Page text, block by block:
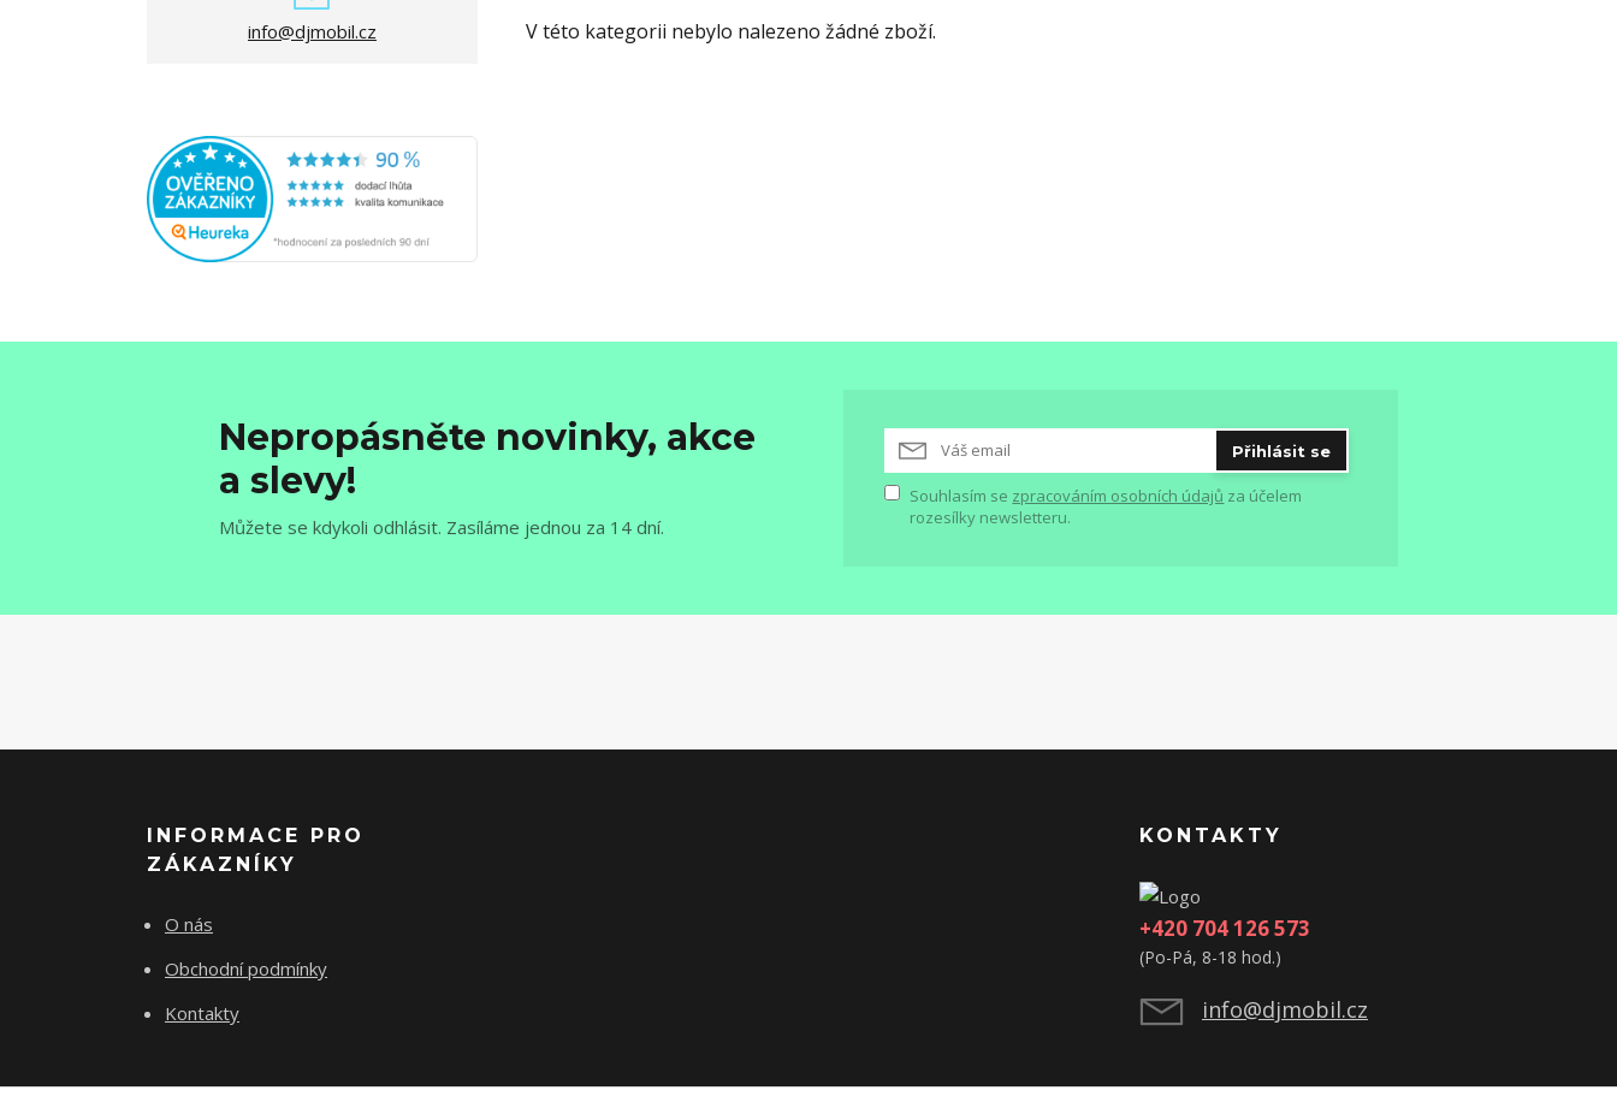
V této kategorii nebylo nalezeno žádné zboží.
info@djmobil.cz
Nepropásněte novinky, akce
a slevy!
Můžete se kdykoli odhlásit. Zasíláme jednou za 14 dní.
Přihlásit se
Souhlasím se zpracováním osobních údajů za účelem
rozesílky newsletteru.
INFORMACE PRO
ZÁKAZNÍKY
O nás
Obchodní podmínky
Kontakty
KONTAKTY
+420 704 126 573
(Po-Pá, 8-18 hod.)
info@djmobil.cz